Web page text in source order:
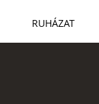
RUHÁZAT